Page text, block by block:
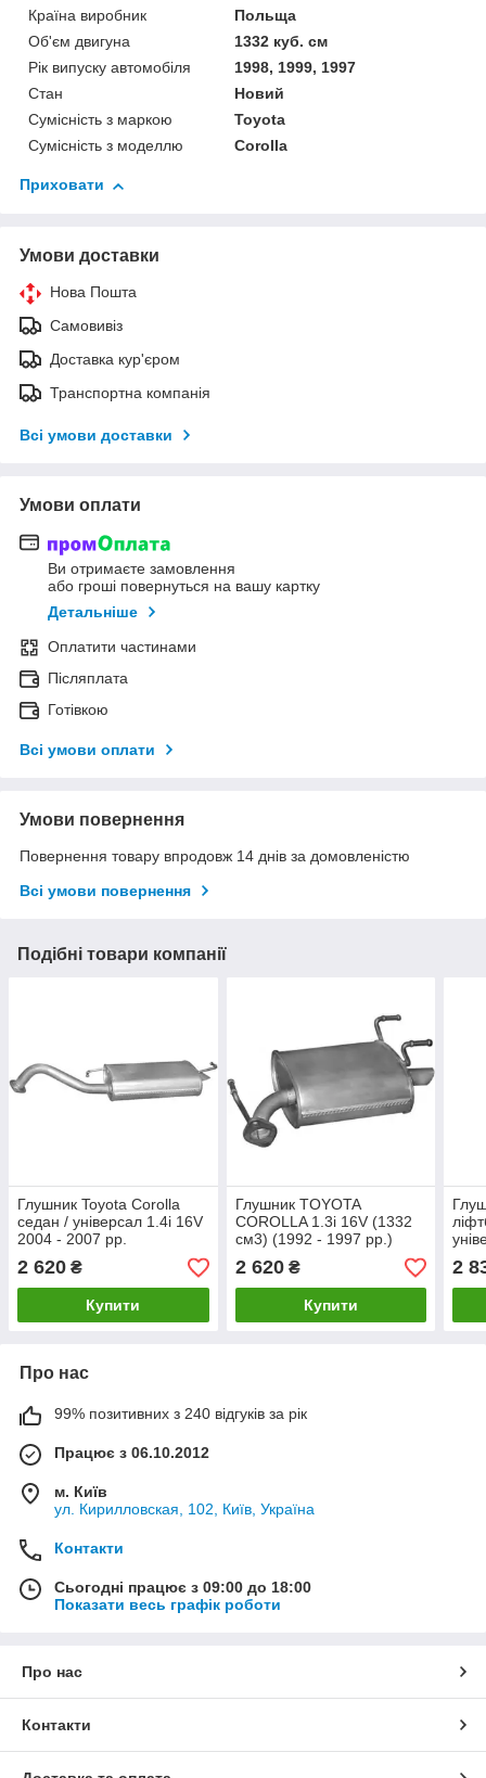
Країна виробник
Польща
Об'єм двигуна
1332 куб. см
Рік випуску автомобіля
1998, 1999, 1997
Стан
Новий
Сумісність з маркою
Toyota
Сумісність з моделлю
Corolla
Приховати
Умови доставки
Нова Пошта
Самовивіз
Доставка кур'єром
Транспортна компанія
Всі умови доставки
Умови оплати
Ви отримаєте замовлення
або гроші повернуться на вашу картку
Детальніше
Оплатити частинами
Післяплата
Готівкою
Всі умови оплати
Умови повернення
Повернення товару впродовж 14 днів за домовленістю
Всі умови повернення
Подібні товари компанії
Глушник Toyota Corolla
седан / універсал 1.4i 16V
2004 - 2007 рр.
2 620 ₴
Купити
Глушник TOYOTA
COROLLA 1.3i 16V (1332
см3) (1992 - 1997 рр.)
хетчбек (Тойота Королла)
2 620₴
Купити
2
Про нас
99% позитивних з 240 відгуків за рік
Працює з 06.10.2012
м. Київ
ул. Кирилловская, 102, Київ, Україна
Контакти
Сьогодні працює з 09:00 до 18:00
Показати весь графік роботи
Про нас
Контакти